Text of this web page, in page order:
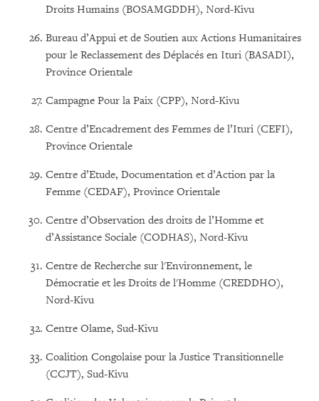
Droits Humains (BOSAMGDDH), Nord-Kivu
Bureau d’Appui et de Soutien aux Actions Humanitaires
pour le Reclassement des Déplacés en Ituri (BASADI),
Province Orientale
Campagne Pour la Paix (CPP), Nord-Kivu
Centre d’Encadrement des Femmes de l’Ituri (CEFI),
Province Orientale
Centre d’Etude, Documentation et d’Action par la
Femme (CEDAF), Province Orientale
Centre d’Observation des droits de l’Homme et
d’Assistance Sociale (CODHAS), Nord-Kivu
Centre de Recherche sur l'Environnement, le
Démocratie et les Droits de l'Homme (CREDDHO),
Nord-Kivu
Centre Olame, Sud-Kivu
Coalition Congolaise pour la Justice Transitionnelle
(CCJT), Sud-Kivu